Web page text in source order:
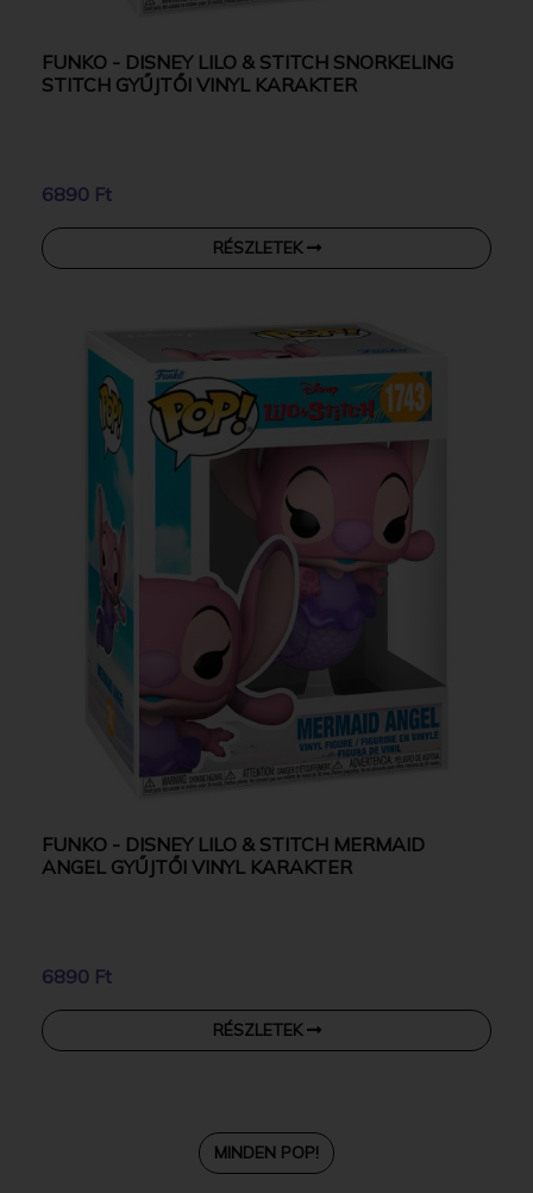
FUNKO - DISNEY LILO & STITCH SNORKELING
STITCH GYŰJTŐI VINYL KARAKTER
6890 Ft
RÉSZLETEK
FUNKO - DISNEY LILO & STITCH MERMAID
ANGEL GYŰJTŐI VINYL KARAKTER
6890 Ft
RÉSZLETEK
MINDEN POP!